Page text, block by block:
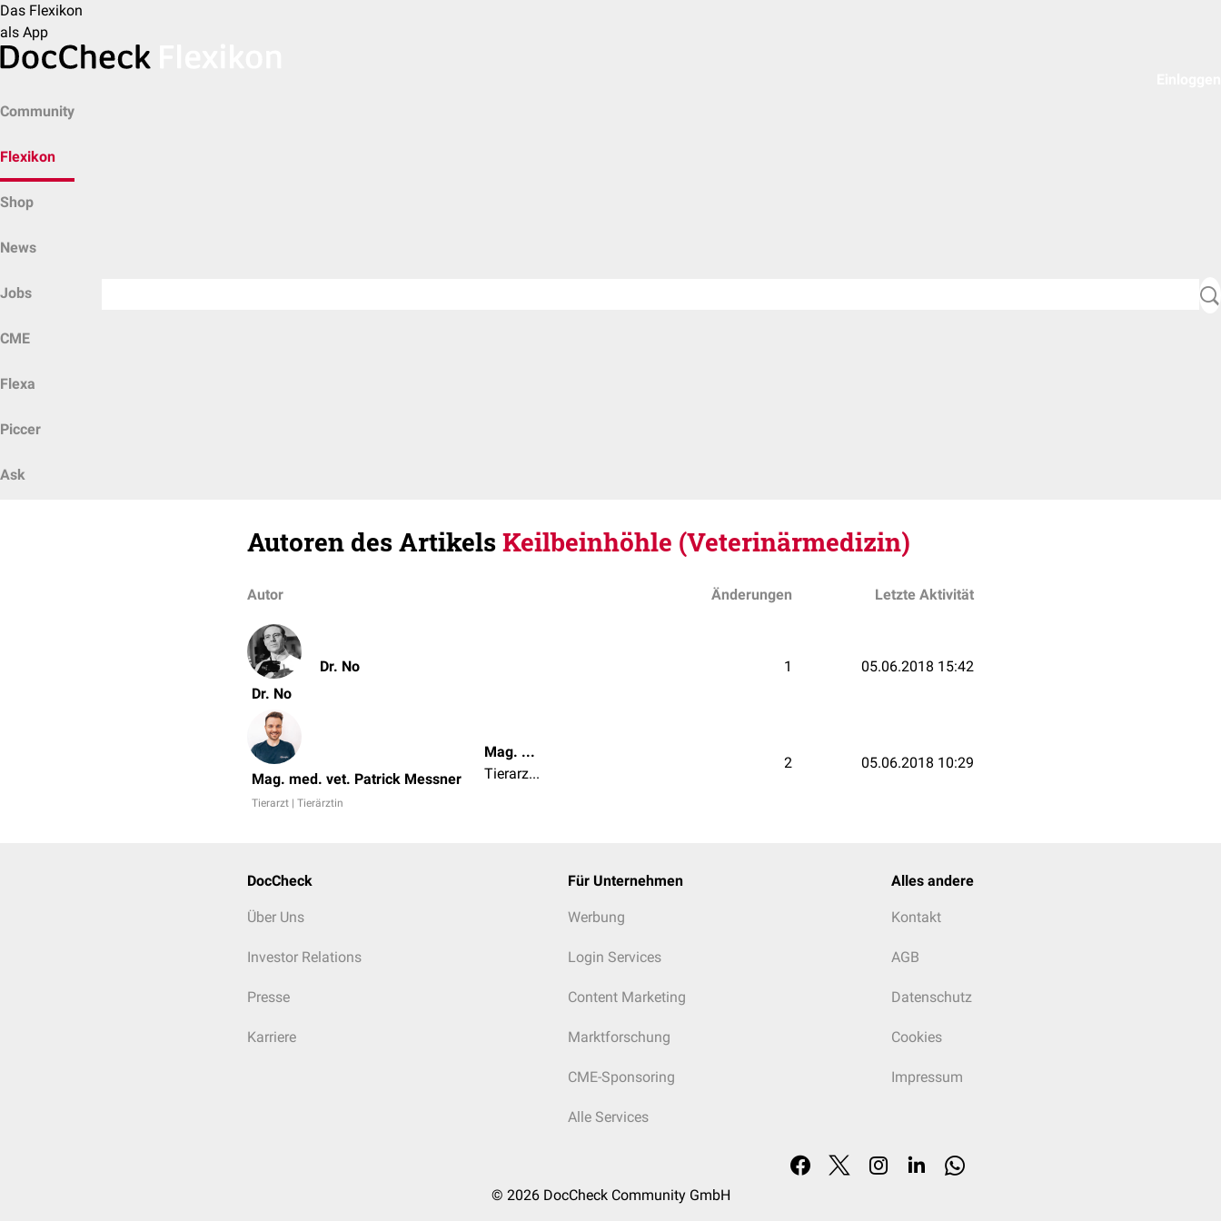
Das Flexikon
als App
Community
Flexikon
Shop
News
Jobs
CME
Flexa
Piccer
Ask
Autoren des ArtikelsKeilbeinhöhle (Veterinärmedizin)
Autor Änderungen Letzte Aktivität
Dr. No
Dr. No 1 05.06.2018 15:42
Mag. med. vet. Patrick Messner
Tierarzt | Tierärztin
Mag. med. vet. Patrick Messner
Tierarzt | Tierärztin
2 05.06.2018 10:29
DocCheck
Über Uns
Investor Relations
Presse
Karriere
Für Unternehmen
Werbung
Login Services
Content Marketing
Marktforschung
CME-Sponsoring
Alle Services
Alles andere
Kontakt
AGB
Datenschutz
Cookies
Impressum
© 2026 DocCheck Community GmbH